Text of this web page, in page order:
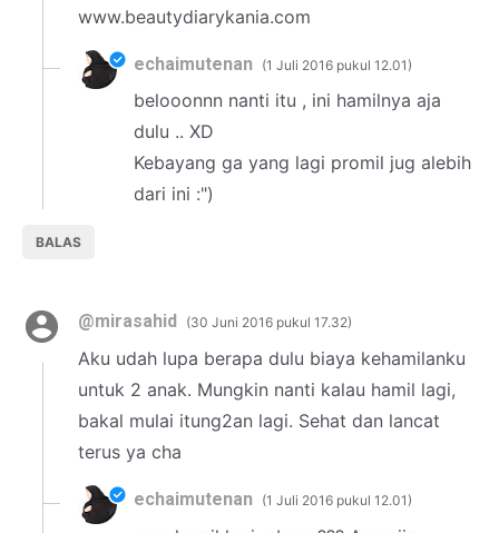
www.beautydiarykania.com
BALAS
echaimutenan 1 Juli 2016 pukul 12.01
belooonnn nanti itu , ini hamilnya aja
dulu .. XD
Kebayang ga yang lagi promil jug alebih
dari ini :")
@mirasahid 30 Juni 2016 pukul 17.32
Aku udah lupa berapa dulu biaya kehamilanku
untuk 2 anak. Mungkin nanti kalau hamil lagi,
bakal mulai itung2an lagi. Sehat dan lancat
terus ya cha
echaimutenan 1 Juli 2016 pukul 12.01